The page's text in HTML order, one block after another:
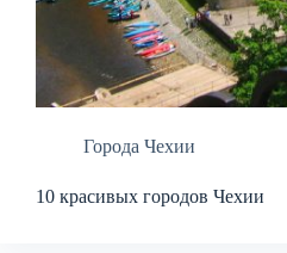
Города Чехии
10 красивых городов Чехии